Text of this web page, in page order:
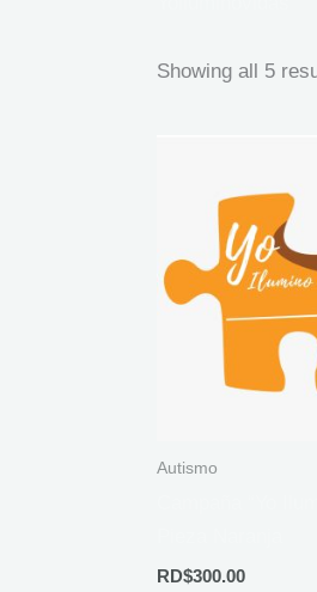
Showing all 5
Autismo
RD$300.00